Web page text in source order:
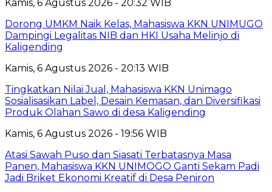
Kamis, 6 Agustus 2026 - 20:32 WIB
Dorong UMKM Naik Kelas, Mahasiswa KKN UNIMUGO
Dampingi Legalitas NIB dan HKI Usaha Melinjo di
Kaligending
Kamis, 6 Agustus 2026 - 20:13 WIB
Tingkatkan Nilai Jual, Mahasiswa KKN Unimago
Sosialisasikan Label, Desain Kemasan, dan Diversifikasi
Produk Olahan Sawo di desa Kaligending
Kamis, 6 Agustus 2026 - 19:56 WIB
Atasi Sawah Puso dan Siasati Terbatasnya Masa
Panen, Mahasiswa KKN UNIMOGO Ganti Sekam Padi
Jadi Briket Ekonomi Kreatif di Desa Peniron